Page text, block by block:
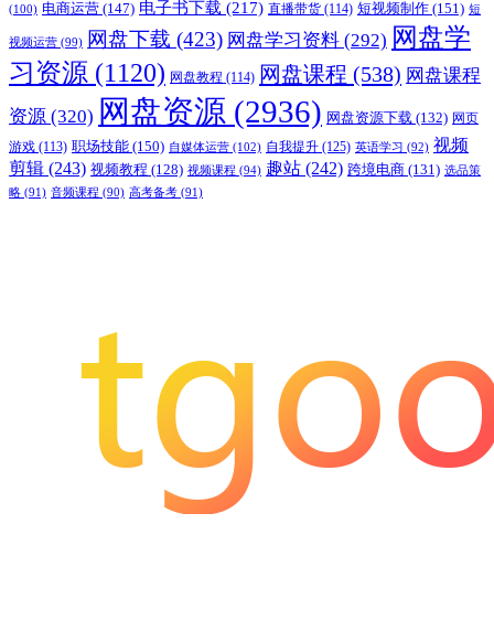
(100) 电商运营 (147) 电子书下载 (217) 直播带货 (114) 短视频制作 (151) 短
视频运营 (99) 网盘下载 (423) 网盘学习资料 (292) 网盘学
习资源 (1120) 网盘教程 (114) 网盘课程 (538) 网盘课程
资源 (320) 网盘资源 (2936) 网盘资源下载 (132) 网页
游戏 (113) 职场技能 (150) 自媒体运营 (102) 自我提升 (125) 英语学习 (92) 视频
剪辑 (243) 视频教程 (128) 视频课程 (94) 趣站 (242) 跨境电商 (131) 选品策
略 (91) 音频课程 (90) 高考备考 (91)